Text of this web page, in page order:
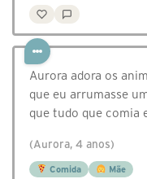
Aurora adora os
que eu arrumasse
que tudo que comia
(Aurora, 4 anos)
Comida Mãe